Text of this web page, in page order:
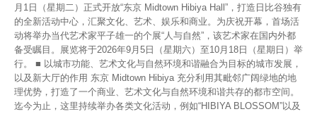
月1日（星期二）正式开放“东京 Midtown Hibiya Hall”，打造日比谷独有
的全新活动中心，汇聚文化、艺术、娱乐和商业。为庆祝开幕，首场活
动将举办当代艺术家平子雄一的个展“人与自然”，该艺术家在国内外都
备受瞩目。展览将于2026年9月5日（星期六）至10月18日（星期日）举
行。 ■ 以城市功能、艺术文化与自然环境和谐融合为目标的城市发展，
以及新大厅的作用 东京 Midtown Hibiya 充分利用其毗邻广阔绿地的地
理优势，打造了一个商业、艺术文化与自然环境和谐共存的都市空间。
迄今为止，这里持续举办各类文化活动，例如“HIBIYA BLOSSOM”以及